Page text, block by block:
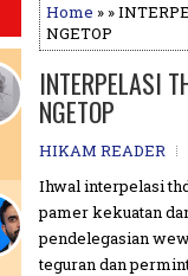
Home » »
NGETOP
INTERPELASI
NGETOP
HIKAM READER
Ihwal interpelasi
pamer kekuatan
pendelegasian
teguran dan